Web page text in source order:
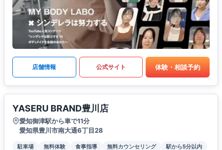
店舗情報 公式サイト 体験・相談予約
YASERU BRAND豊川店
愛知御津駅から車で11分
愛知県豊川市南大通6丁目28
駐車場 無料体験 食事指導 無料カウンセリング 駅から5分以内